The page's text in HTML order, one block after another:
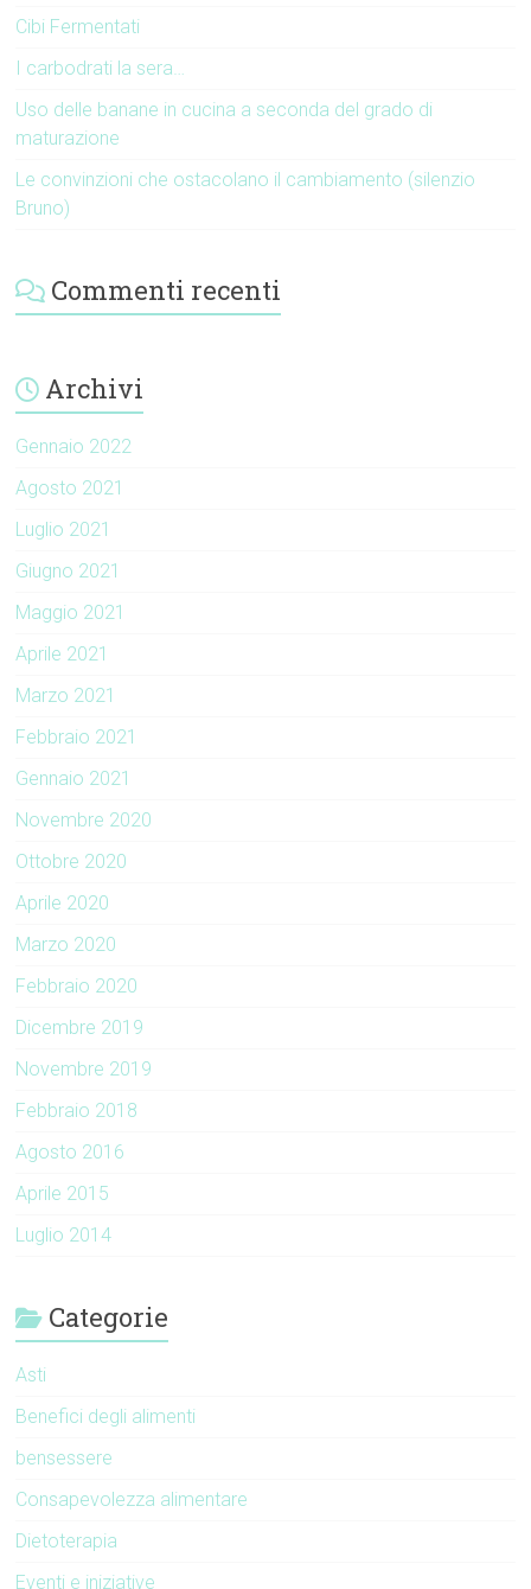
Cibi Fermentati
I carbodrati la sera…
Uso delle banane in cucina a seconda del grado di
maturazione
Le convinzioni che ostacolano il cambiamento (silenzio
Bruno)
Commenti recenti
Archivi
Gennaio 2022
Agosto 2021
Luglio 2021
Giugno 2021
Maggio 2021
Aprile 2021
Marzo 2021
Febbraio 2021
Gennaio 2021
Novembre 2020
Ottobre 2020
Aprile 2020
Marzo 2020
Febbraio 2020
Dicembre 2019
Novembre 2019
Febbraio 2018
Agosto 2016
Aprile 2015
Luglio 2014
Categorie
Asti
Benefici degli alimenti
bensessere
Consapevolezza alimentare
Dietoterapia
Eventi e iniziative